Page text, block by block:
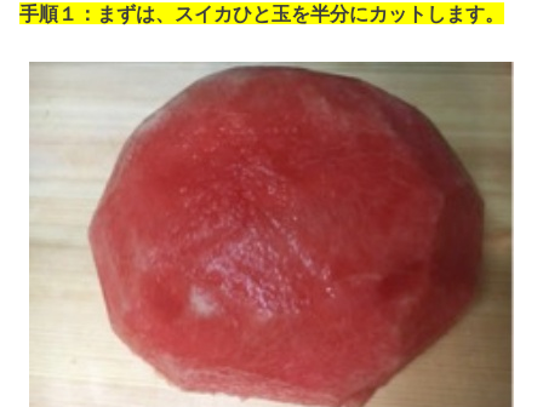
手順１：まずは、スイカひと玉を半分にカットします。